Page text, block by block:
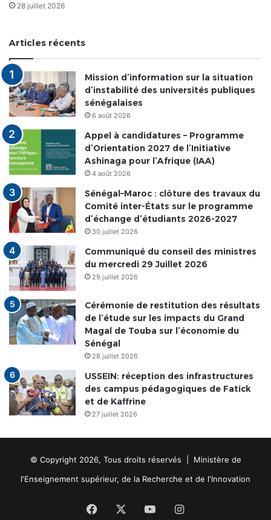
28 juillet 2026
Articles récents
Mission d’information sur la situation
d’instabilité des universités publiques
sénégalaises
6 août 2026
Appel à candidatures – Programme
d’Orientation 2027 de l’Initiative
Ashinaga pour l’Afrique (IAA)
4 août 2026
Sénégal–Maroc : clôture des travaux du
Comité inter-États sur le programme
d’échange d’étudiants 2026-2027
30 juillet 2026
Communiqué du conseil des ministres
du mercredi 29 Juillet 2026
29 juillet 2026
Cérémonie de restitution des résultats
de l’étude sur les impacts du Grand
Magal de Touba sur l’économie du
Sénégal
28 juillet 2026
USSEIN: réception des infrastructures
des campus pédagogiques de Fatick
et de Kaffrine
27 juillet 2026
© Copyright 2026, Tous droits réservés | Ministère de
l'Enseignement supérieur, de la Recherche et de l'Innovation
Facebook YouTubeInstagram